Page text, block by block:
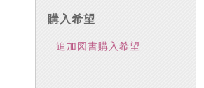
購入希望
追加図書購入希望